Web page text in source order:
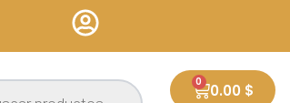
0.00 $
0
Cart